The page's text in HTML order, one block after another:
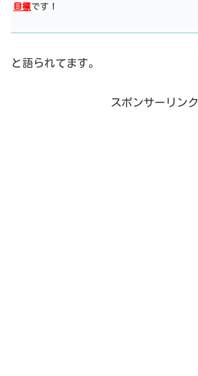
目標です！
と語られてます。
スポンサーリンク